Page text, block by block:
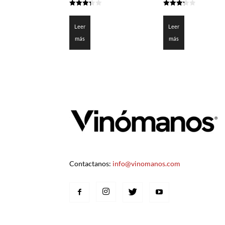
de 5
Leer
más
de 5
Leer
más
Contactanos: info@vinomanos.com